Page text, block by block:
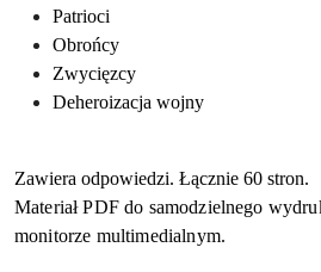
Patrioci
Obrońcy
Zwycięzcy
Deheroizacja wojny
Zawiera odpowiedzi. Łącznie 60 stron.
Materiał PDF do samodzielnego
monitorze multimedialnym.